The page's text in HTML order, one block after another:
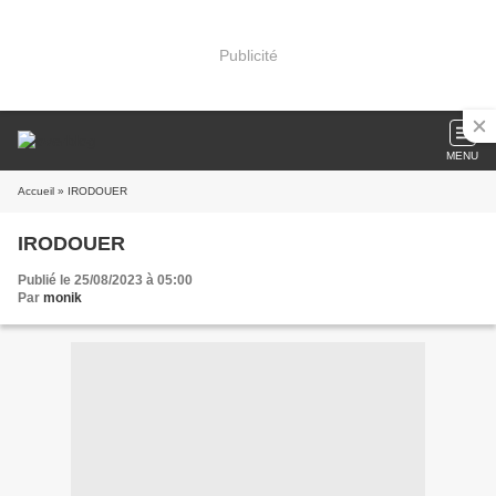
Publicité
MENU
Accueil » IRODOUER
IRODOUER
Publié le 25/08/2023 à 05:00
Par monik